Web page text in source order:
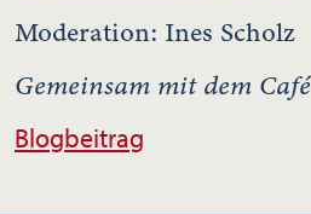
Moderation: Ines Scholz
Gemeinsam mit dem
Blogbeitrag